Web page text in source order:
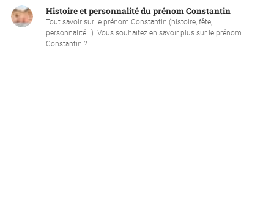
Histoire et personnalité du prénom Constantin
Tout savoir sur le prénom Constantin (histoire, fête,
personnalité…). Vous souhaitez en savoir plus sur le prénom
Constantin ?...